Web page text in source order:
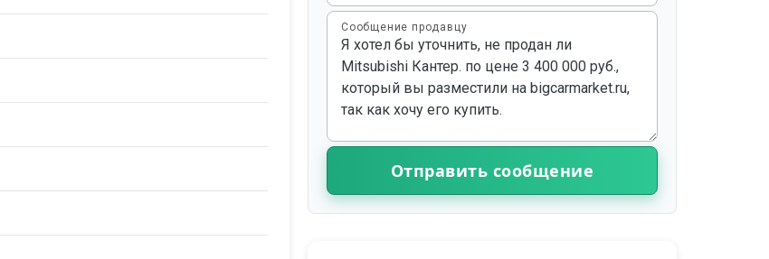
Сообщение продавцу
Отправить сообщение